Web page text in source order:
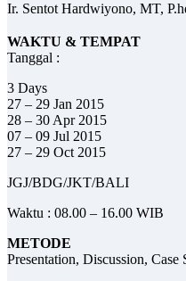
Ir. Sentot Hardwiyono, MT,
WAKTU & TEMPAT
Tanggal :
3 Days
27 – 29 Jan 2015
28 – 30 Apr 2015
07 – 09 Jul 2015
27 – 29 Oct 2015
JGJ/BDG/JKT/BALI
Waktu : 08.00 – 16.00 WIB
METODE
Presentation, Discussion,